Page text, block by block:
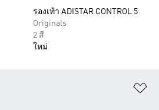
รองเท้า ADISTAR CONTROL 5
Originals
2 สี
ใหม่